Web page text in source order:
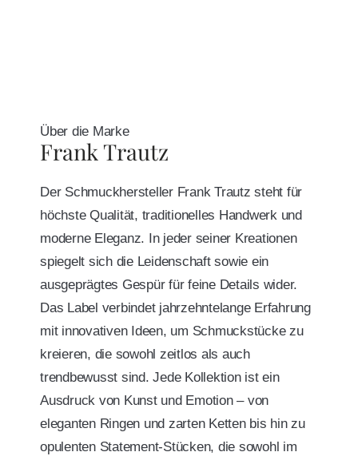
Über die Marke
Frank Trautz
Der Schmuckhersteller Frank Trautz steht für
höchste Qualität, traditionelles Handwerk und
moderne Eleganz. In jeder seiner Kreationen
spiegelt sich die Leidenschaft sowie ein
ausgeprägtes Gespür für feine Details wider.
Das Label verbindet jahrzehntelange Erfahrung
mit innovativen Ideen, um Schmuckstücke zu
kreieren, die sowohl zeitlos als auch
trendbewusst sind. Jede Kollektion ist ein
Ausdruck von Kunst und Emotion – von
eleganten Ringen und zarten Ketten bis hin zu
opulenten Statement-Stücken, die sowohl im